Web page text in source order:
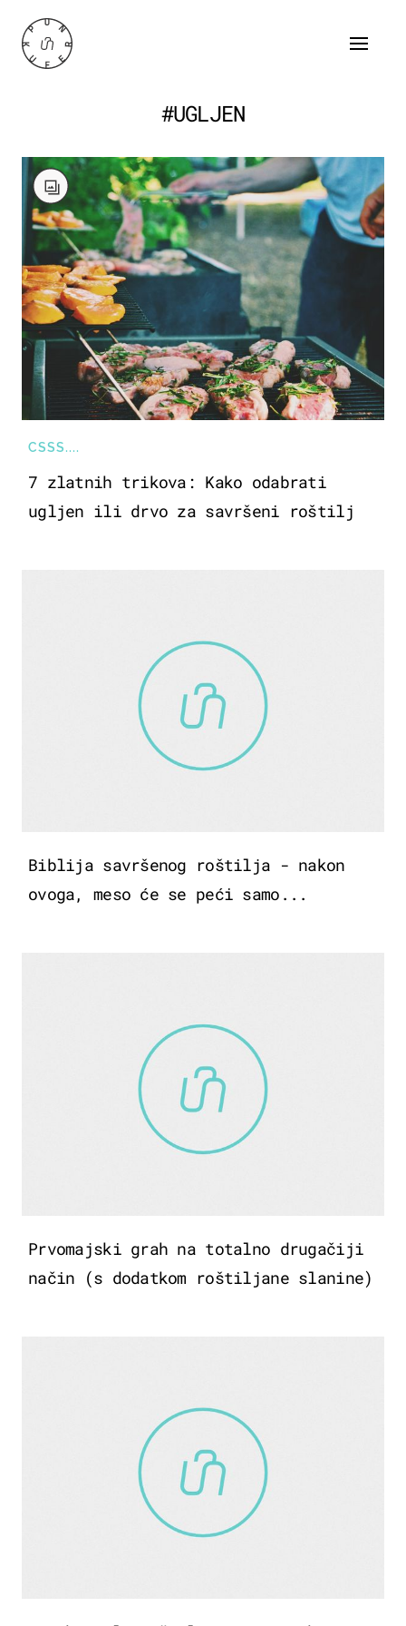
#UGLJEN
CSSS....
7 zlatnih trikova: Kako odabrati
ugljen ili drvo za savršeni roštilj
Biblija savršenog roštilja - nakon
ovoga, meso će se peći samo...
Prvomajski grah na totalno drugačiji
način (s dodatkom roštiljane slanine)